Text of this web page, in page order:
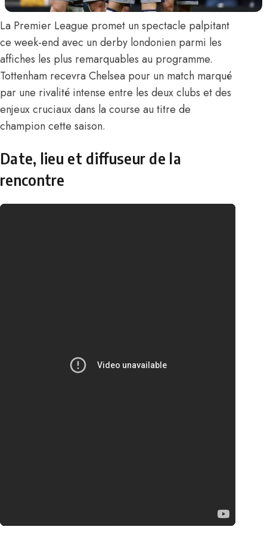
La Premier League promet un spectacle palpitant
ce week-end avec un derby londonien parmi les
affiches les plus remarquables au programme.
Tottenham recevra Chelsea pour un match marqué
par une rivalité intense entre les deux clubs et des
enjeux cruciaux dans la course au titre de
champion cette saison.
Date, lieu et diffuseur de la
rencontre